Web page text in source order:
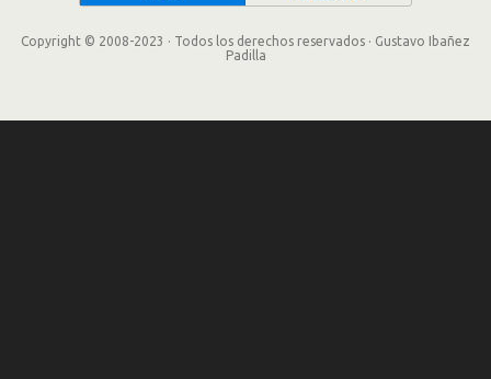
Copyright © 2008-2023 · Todos los derechos reservados · Gustavo Ibañez
Padilla